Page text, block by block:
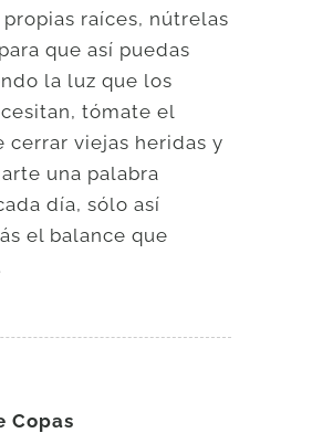
propias raíces, nútrelas
que así puedas
la luz que los
tómate el
cerrar viejas heridas y
una palabra
día, sólo así
el balance que
Copas